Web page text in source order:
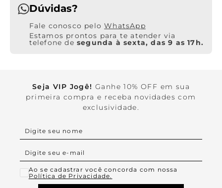
Dúvidas?
WhatsApp
Estamos prontos para te atender via
telefone de segunda à sexta, das 9 as 17h.
Seja VIP Jogê! Ganhe 10% OFF em sua
primeira compra e receba novidades com
exclusividade.
Ao se cadastrar você concorda com nossa
Política de Privacidade.